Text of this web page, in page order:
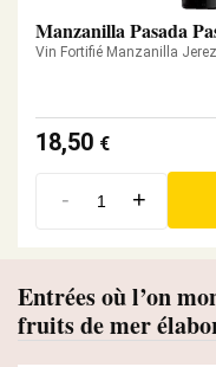
Manzanilla Pasada
18,50 €
- +
Entrées où l’on
fruits de mer